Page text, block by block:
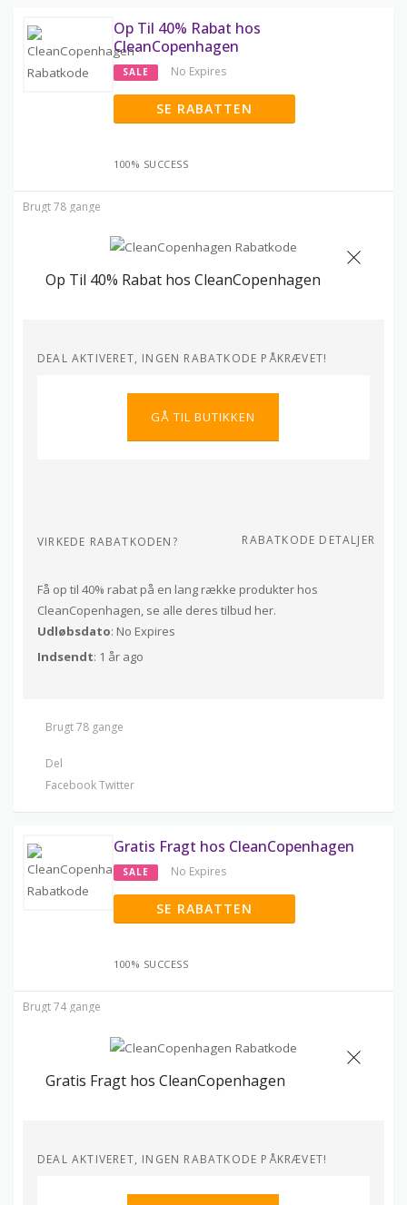
Op Til 40% Rabat hos
CleanCopenhagen
SALE No Expires
SE RABATTEN
100% SUCCESS
Brugt 78 gange
Op Til 40% Rabat hos CleanCopenhagen
DEAL AKTIVERET, INGEN RABATKODE PÅKRÆVET!
GÅ TIL BUTIKKEN
VIRKEDE RABATKODEN? RABATKODE DETALJER
Få op til 40% rabat på en lang række produkter hos
CleanCopenhagen, se alle deres tilbud her.
Udløbsdato: No Expires
Indsendt: 1 år ago
Brugt 78 gange
Del
FacebookTwitter
Gratis Fragt hos CleanCopenhagen
SALE No Expires
SE RABATTEN
100% SUCCESS
Brugt 74 gange
Gratis Fragt hos CleanCopenhagen
DEAL AKTIVERET, INGEN RABATKODE PÅKRÆVET!